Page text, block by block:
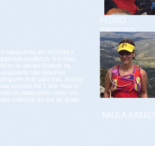
O especialista em bicicleta e
esportes aquáticos, é o mais
forte da equipe ficando na
retaguarda não deixando
ninguém ficar para trás. Iniciou
nas corridas faz 1 ano meio e
vem se destacando como um
dos melhores do Sul do Brasil.
PEDRO
PINHEIRO
PAULA